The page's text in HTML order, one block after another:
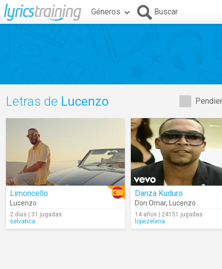
Géneros Buscar
Letras de Lucenzo
Limoncello
Lucenzo
2 días | 31 jugadas
selvatica
Danza Kuduro
Don Omar, Lucenzo
14 años | 24151 jugadas
lopezelena